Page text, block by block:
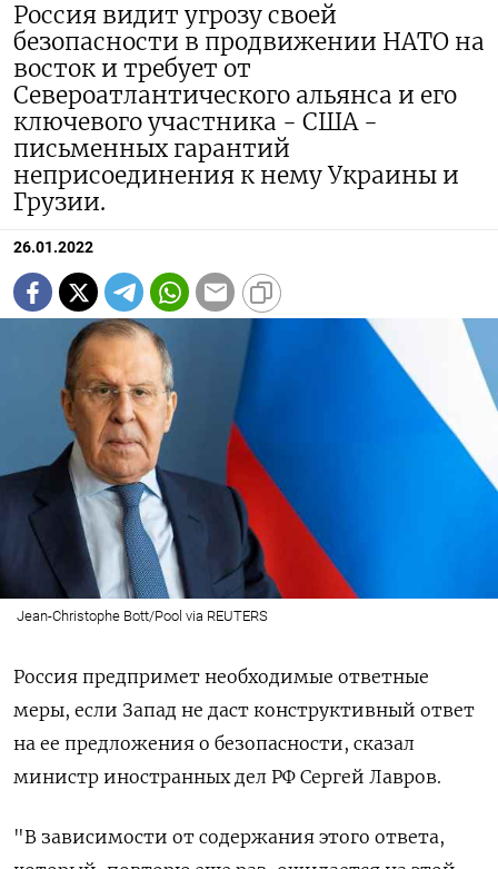
Россия видит угрозу своей
безопасности в продвижении НАТО на
восток и требует от
Североатлантического альянса и его
ключевого участника - США -
письменных гарантий
неприсоединения к нему Украины и
Грузии.
26.01.2022
Jean-Christophe Bott/Pool via REUTERS
Россия предпримет необходимые ответные
меры, если Запад не даст конструктивный ответ
на ее предложения о безопасности, сказал
министр иностранных дел РФ Сергей Лавров.
"В зависимости от содержания этого ответа,